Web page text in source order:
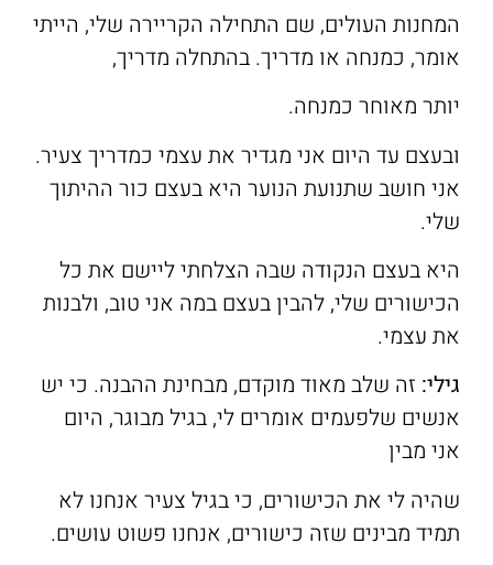
המחנות העולים, שם התחילה הקריירה שלי, הייתי
אומר, כמנחה או מדריך. בהתחלה מדריך,
יותר מאוחר כמנחה.
ובעצם עד היום אני מגדיר את עצמי כמדריך צעיר.
אני חושב שתנועת הנוער היא בעצם כור ההיתוך
שלי.
היא בעצם הנקודה שבה הצלחתי ליישם את כל
הכישורים שלי, להבין בעצם במה אני טוב, ולבנות
את עצמי.
גילי: זה שלב מאוד מוקדם, מבחינת ההבנה. כי יש
אנשים שלפעמים אומרים לי, בגיל מבוגר, היום
אני מבין
שהיה לי את הכישורים, כי בגיל צעיר אנחנו לא
תמיד מבינים שזה כישורים, אנחנו פשוט עושים.